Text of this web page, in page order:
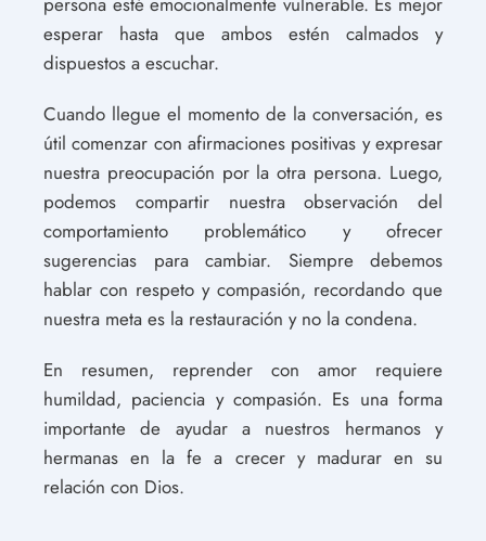
esperar hasta que ambos estén calmados y
dispuestos a escuchar.
Cuando llegue el momento de la conversación, es
útil comenzar con afirmaciones positivas y expresar
nuestra preocupación por la otra persona. Luego,
podemos compartir nuestra observación del
comportamiento problemático y ofrecer
sugerencias para cambiar. Siempre debemos
hablar con respeto y compasión, recordando que
nuestra meta es la restauración y no la condena.
En resumen, reprender con amor requiere
humildad, paciencia y compasión. Es una forma
importante de ayudar a nuestros hermanos y
hermanas en la fe a crecer y madurar en su
relación con Dios.